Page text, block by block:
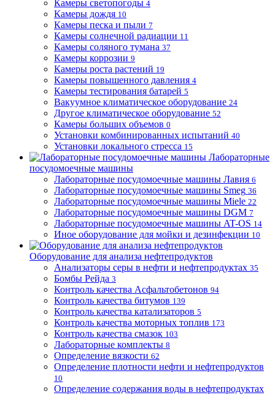
Камеры светопогоды 4
Камеры дождя 10
Камеры песка и пыли 7
Камеры солнечной радиации 11
Камеры соляного тумана 37
Камеры коррозии 9
Камеры роста растений 19
Камеры повышенного давления 4
Камеры тестирования батарей 5
Вакуумное климатическое оборудование 24
Другое климатическое оборудование 52
Камеры больших объемов 0
Установки комбинированных испытаний 40
Установки локального стресса 15
Лабораторные
посудомоечные машины
Лабораторные посудомоечные машины Лавия 6
Лабораторные посудомоечные машины Smeg 36
Лабораторные посудомоечные машины Miele 22
Лабораторные посудомоечные машины DGM 7
Лабораторные посудомоечные машины AT-OS 14
Иное оборудование для мойки и дезинфекции 10
Оборудование для анализа нефтепродуктов
Анализаторы серы в нефти и нефтепродуктах 35
Бомбы Рейда 3
Контроль качества Асфальтобетонов 94
Контроль качества битумов 139
Контроль качества катализаторов 5
Контроль качества моторных топлив 173
Контроль качества смазок 103
Лабораторные комплекты 8
Определение вязкости 62
Определение плотности нефти и нефтепродуктов
10
Определение содержания воды в нефтепродуктах